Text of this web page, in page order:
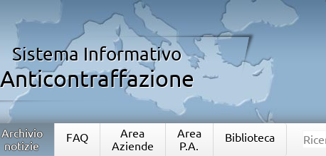
Sistema Informativo
Anticontraffazione
Archivio
notizie
FAQ
Area
Aziende
Area
P.A.
Biblioteca